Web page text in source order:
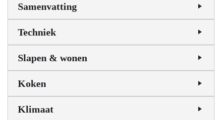
Samenvatting
Techniek
Slapen & wonen
Koken
Klimaat